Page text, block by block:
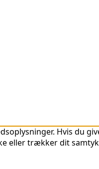
Hvis du
eller trækker dit